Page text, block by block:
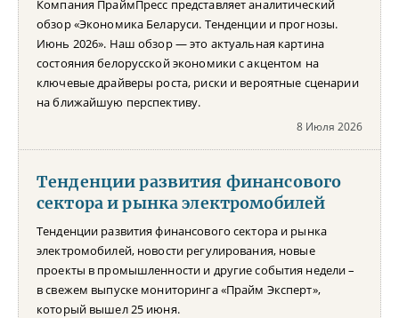
Компания ПраймПресс представляет аналитический
обзор «Экономика Беларуси. Тенденции и прогнозы.
Июнь 2026». Наш обзор — это актуальная картина
состояния белорусской экономики с акцентом на
ключевые драйверы роста, риски и вероятные сценарии
на ближайшую перспективу.
8 Июля 2026
Тенденции развития финансового
сектора и рынка электромобилей
Тенденции развития финансового сектора и рынка
электромобилей, новости регулирования, новые
проекты в промышленности и другие события недели –
в свежем выпуске мониторинга «Прайм Эксперт»,
который вышел 25 июня.